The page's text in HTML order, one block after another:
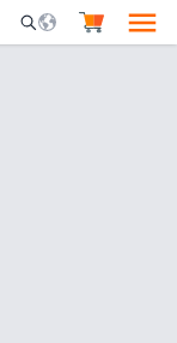
Mobile Search